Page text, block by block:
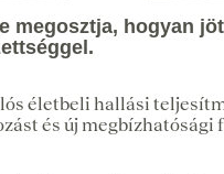
megosztja, hogyan
életbeli hallási
és új megbízhatósági